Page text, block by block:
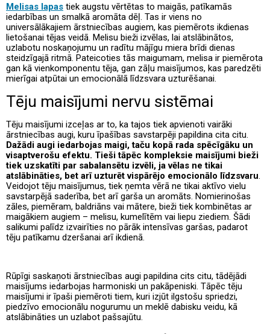
Melisas lapas tiek augstu vērtētas to maigās, patīkamās
iedarbības un smalkā aromāta dēļ. Tas ir viens no
universālākajiem ārstniecības augiem, kas piemērots ikdienas
lietošanai tējas veidā. Melisu bieži izvēlas, lai atslābinātos,
uzlabotu noskaņojumu un radītu mājīgu miera brīdi dienas
steidzīgajā ritmā. Pateicoties tās maigumam, melisa ir piemērota
gan kā vienkomponentu tēja, gan zāļu maisījumos, kas paredzēti
mierīgai atpūtai un emocionālā līdzsvara uzturēšanai.
Tēju maisījumi nervu sistēmai
Tēju maisījumi izceļas ar to, ka tajos tiek apvienoti vairāki
ārstniecības augi, kuru īpašības savstarpēji papildina cita citu.
Dažādi augi iedarbojas maigi, taču kopā rada spēcīgāku un
visaptverošu efektu. Tieši tāpēc kompleksie maisījumi bieži
tiek uzskatīti par sabalansētu izvēli, ja vēlas ne tikai
atslābināties, bet arī uzturēt vispārējo emocionālo līdzsvaru
Veidojot tēju maisījumus, tiek ņemta vērā ne tikai aktīvo vielu
savstarpējā saderība, bet arī garša un aromāts. Nomierinošas
zāles, piemēram, baldriāns vai mātere, bieži tiek kombinētas ar
maigākiem augiem – melisu, kumelītēm vai liepu ziediem. Šādi
salikumi palīdz izvairīties no pārāk intensīvas garšas, padarot
tēju patīkamu dzeršanai arī ikdienā.
Rūpīgi saskaņoti ārstniecības augi papildina cits citu, tādējādi
maisījums iedarbojas harmoniski un pakāpeniski. Tāpēc tēju
maisījumi ir īpaši piemēroti tiem, kuri izjūt ilgstošu spriedzi,
piedzīvo emocionālu nogurumu un meklē dabisku veidu, kā
atslābināties un uzlabot pašsajūtu.